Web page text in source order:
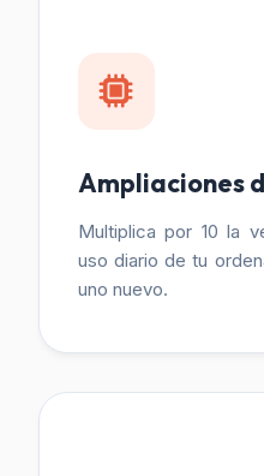
Ampliaciones
Multiplica por 10 la
uso diario de tu
uno nuevo.